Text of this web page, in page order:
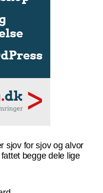
sjov for sjov og alvor
begge dele lige